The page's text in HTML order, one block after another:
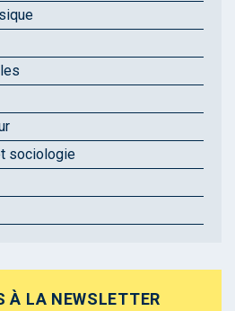
sociologie
À LA NEWSLETTER